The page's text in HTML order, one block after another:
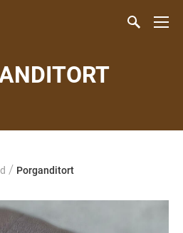
/ Porganditort